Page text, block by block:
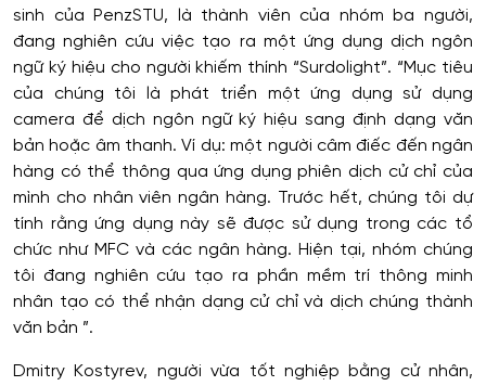
sinh của PenzSTU, là thành viên của nhóm ba người,
đang nghiên cứu việc tạo ra một ứng dụng dịch ngôn
ngữ ký hiệu cho người khiếm thính “Surdolight”. “Mục tiêu
của chúng tôi là phát triển một ứng dụng sử dụng
camera để dịch ngôn ngữ ký hiệu sang định dạng văn
bản hoặc âm thanh. Ví dụ: một người câm điếc đến ngân
hàng có thể thông qua ứng dụng phiên dịch cử chỉ của
mình cho nhân viên ngân hàng. Trước hết, chúng tôi dự
tính rằng ứng dụng này sẽ được sử dụng trong các tổ
chức như MFC và các ngân hàng. Hiện tại, nhóm chúng
tôi đang nghiên cứu tạo ra phần mềm trí thông minh
nhân tạo có thể nhận dạng cử chỉ và dịch chúng thành
văn bản ”.
Dmitry Kostyrev, người vừa tốt nghiệp bằng cử nhân,